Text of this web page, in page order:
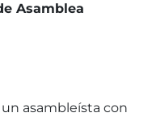
Asamblea
asambleísta con